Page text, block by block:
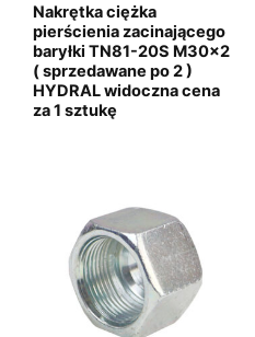
Nakrętka ciężka
pierścienia zacinającego
baryłki TN81-20S M30x2
( sprzedawane po 2 )
HYDRAL widoczna cena
za 1 sztukę